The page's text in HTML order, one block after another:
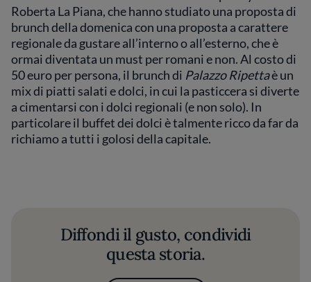
Roberta La Piana, che hanno studiato una proposta di
brunch della domenica con una proposta a carattere
regionale da gustare all’interno o all’esterno, che è
ormai diventata un must per romani e non. Al costo di
50 euro per persona, il brunch di Palazzo Ripettaè un
mix di piatti salati e dolci, in cui la pasticcera si diverte
a cimentarsi con i dolci regionali (e non solo). In
particolare il buffet dei dolci è talmente ricco da far da
richiamo a tutti i golosi della capitale.
Diffondi il gusto, condividi
questa storia.